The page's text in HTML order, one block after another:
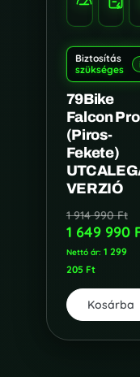
KM/H
Biztosítás
szükséges
79Bike
Falcon Pro
(Piros-
Fekete)
VERZIÓ
1 914 990Ft
1 649 990
Nettó ár: 1 299
205 Ft
Kosárba